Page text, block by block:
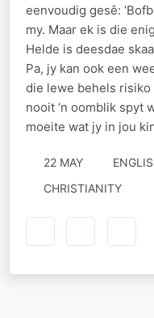
eenvoudig gesê:
my. Maar ek is die
Helde is deesdae
Pa, jy kan ook een
die lewe behels
nooit ‘n oomblik spyt
moeite wat jy in jou
22 MAY
CHRISTIANITY